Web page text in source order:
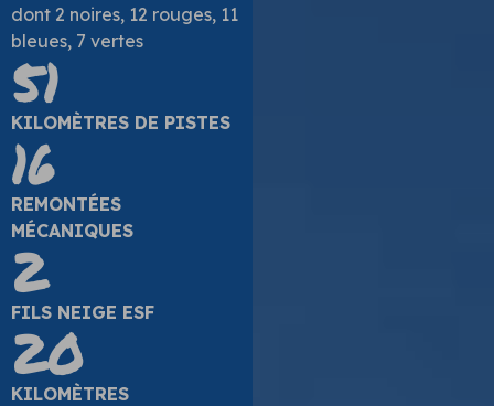
dont 2 noires, 12 rouges, 11
bleues, 7 vertes
51
KILOMÈTRES DE PISTES
16
REMONTÉES
MÉCANIQUES
2
FILS NEIGE ESF
20
KILOMÈTRES